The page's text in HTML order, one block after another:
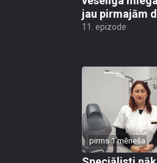
jau pirmajām
11. epizode
pirms 1 mēneša